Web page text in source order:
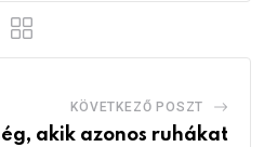
KÖVETKEZŐ POSZT
akik azonos ruhákat